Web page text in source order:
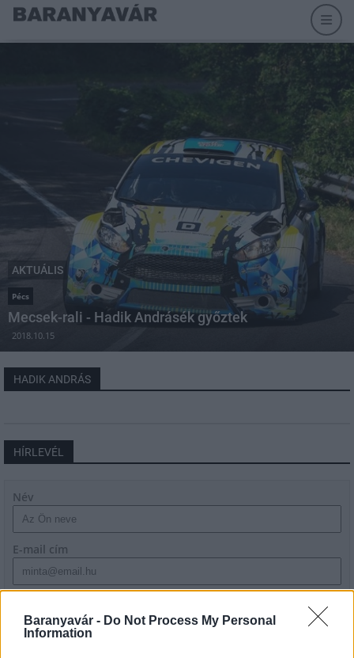
Baranyavár - Do Not Process My Personal
Information
AKTUÁLIS
Pécs
Mecsek-rali - Hadik Andrásék győztek
2018.10.15
HADIK ANDRÁS
HÍRLEVÉL
Név
E-mail cím
szabályzatot!